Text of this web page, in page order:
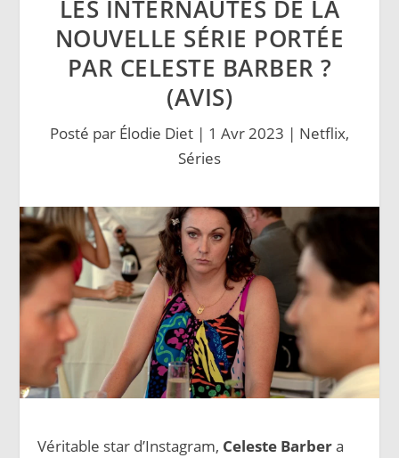
LES INTERNAUTES DE LA
NOUVELLE SÉRIE PORTÉE
PAR CELESTE BARBER ?
(AVIS)
Posté par Élodie Diet | 1 Avr 2023 | Netflix,
Séries
Véritable star d’Instagram, Celeste Barbera